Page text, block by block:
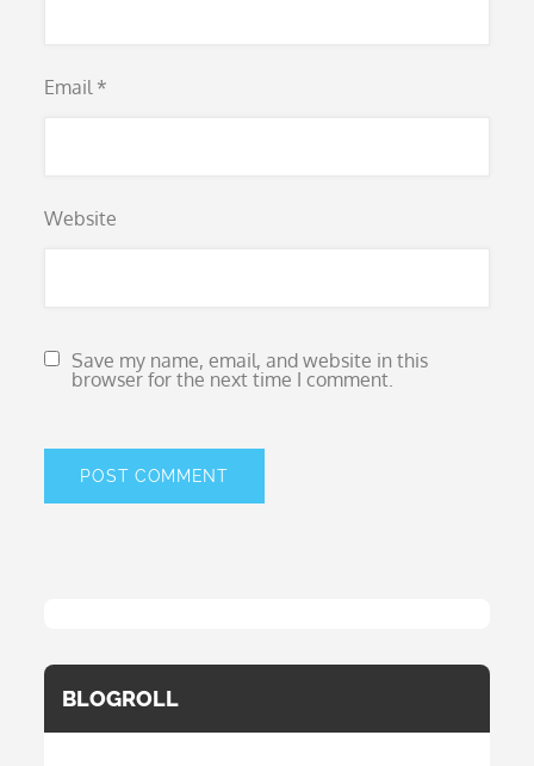
Email *
Website
Save my name, email, and website in this
browser for the next time I comment.
BLOGROLL